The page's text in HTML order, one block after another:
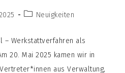
Beitrags-
Neuigkeiten
– Werkstattverfahren als
20. Mai 2025 kamen wir in
aus Verwaltung,